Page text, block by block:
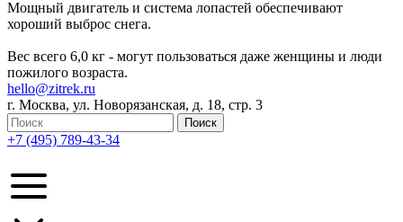
Мощный двигатель и система лопастей обеспечивают
хороший выброс снега.
Вес всего 6,0 кг - могут пользоваться даже женщины и люди
пожилого возраста.
hello@zitrek.ru
г. Москва, ул. Новорязанская, д. 18, стр. 3
+7 (495) 789-43-34